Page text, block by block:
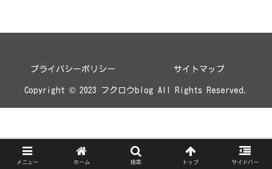
プライバシーポリシー サイトマップ
Copyright © 2023 フクロウblog All Rights Reserved.
メニュー ホーム 検索 トップ サイドバー